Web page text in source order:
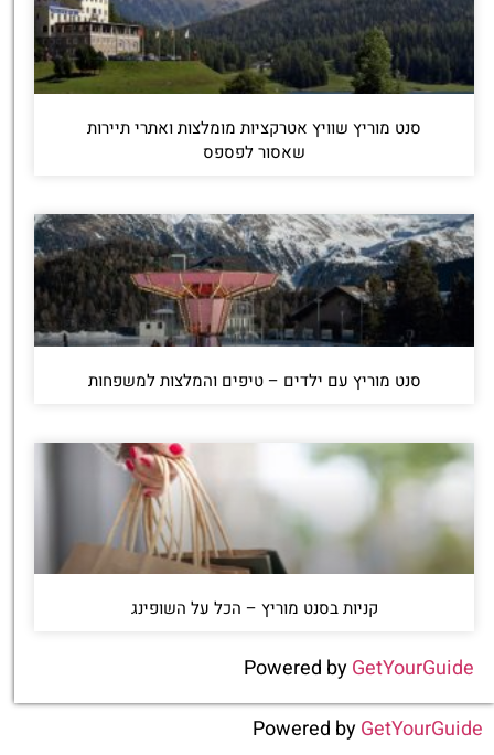
סנט מוריץ שוויץ אטרקציות מומלצות ואתרי תיירות
שאסור לפספס
סנט מוריץ עם ילדים – טיפים והמלצות למשפחות
קניות בסנט מוריץ – הכל על השופינג
Powered byGetYourGuide
Powered byGetYourGuide